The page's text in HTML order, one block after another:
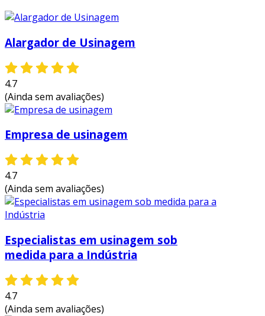
Alargador de Usinagem
4.7
(Ainda sem avaliações)
Empresa de usinagem
4.7
(Ainda sem avaliações)
Especialistas em usinagem sob
medida para a Indústria
4.7
(Ainda sem avaliações)